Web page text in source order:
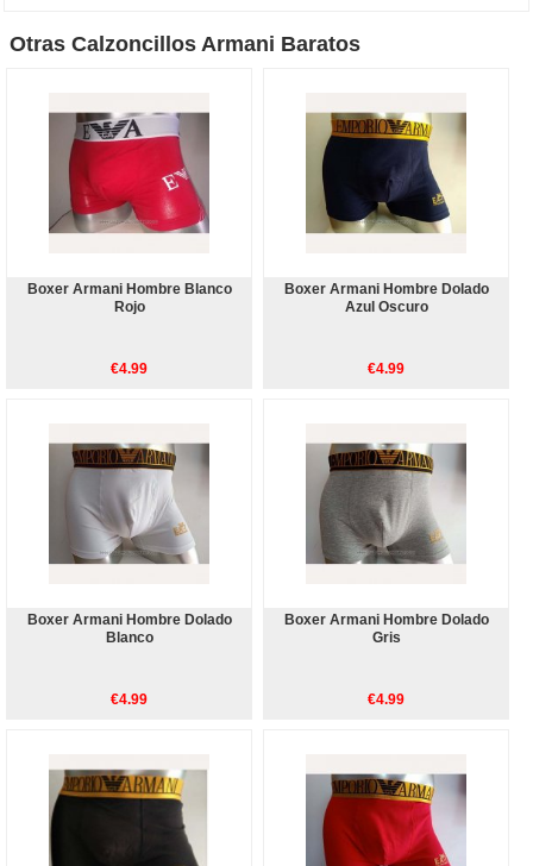
Otras Calzoncillos Armani Baratos
Boxer Armani Hombre Blanco
Rojo
€4.99
Boxer Armani Hombre Dolado
Azul Oscuro
€4.99
Boxer Armani Hombre Dolado
Blanco
€4.99
Boxer Armani Hombre Dolado
Gris
€4.99